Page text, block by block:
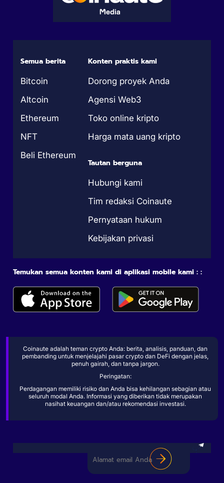
Semua berita
Bitcoin
Altcoin
Ethereum
NFT
Beli Ethereum
Konten praktis kami
Dorong proyek Anda
Agensi Web3
Toko online kripto
Harga mata uang kripto
Tautan berguna
Hubungi kami
Tim redaksi Coinaute
Pernyataan hukum
Kebijakan privasi
Temukan semua konten kami di aplikasi mobile kami : :
Coinaute adalah teman crypto Anda: berita, analisis, panduan, dan
pembanding untuk menjelajahi pasar crypto dan DeFi dengan jelas,
penuh gairah, dan tanpa jargon.
Peringatan:
Perdagangan memiliki risiko dan Anda bisa kehilangan sebagian atau
seluruh modal Anda. Informasi yang diberikan tidak merupakan
nasihat keuangan dan/atau rekomendasi investasi.